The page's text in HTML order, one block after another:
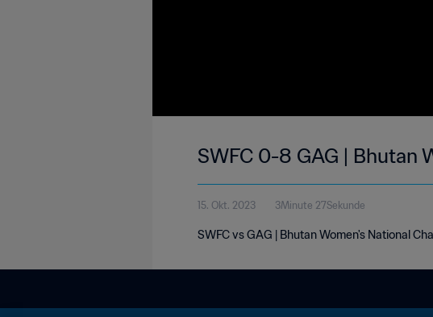
SWFC 0-8 GAG | Bhutan
15. Okt. 2023 3Minute 27Sekunde
SWFC vs GAG | Bhutan Women's National